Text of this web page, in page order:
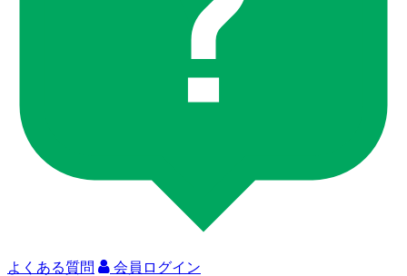
よくある質問 会員ログイン